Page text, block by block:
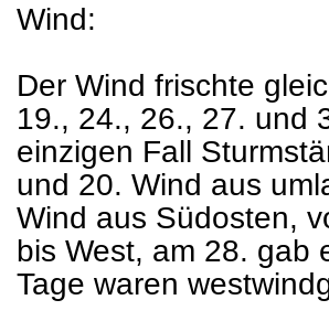
Wind:
Der Wind frischte
19., 24., 26., 27. und
einzigen Fall
und 20. Wind aus
Wind aus Südosten,
bis West, am 28. gab
Tage waren